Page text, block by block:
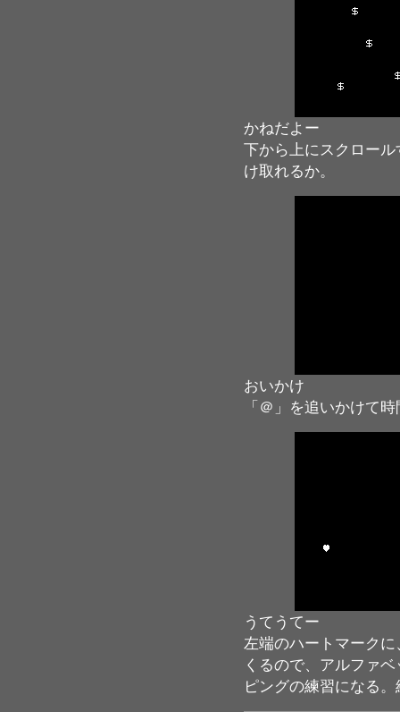
かねだよー
下から上にスクロー
け取れるか。
おいかけ
「＠」を追いかけて
うてうてー
左端のハートマーク
くるので、アルファ
ピングの練習になる